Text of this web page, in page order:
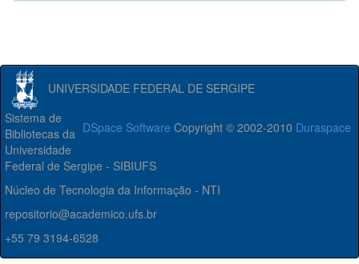
UNIVERSIDADE FEDERAL DE SERGIPE
DSpace Software Copyright © 2002-2010 Duraspace
Sistema de
Bibliotecas da
Universidade
Federal de Sergipe - SIBIUFS
Núcleo de Tecnologia da Informação - NTI
repositorio@academico.ufs.br
+55 79 3194-6528